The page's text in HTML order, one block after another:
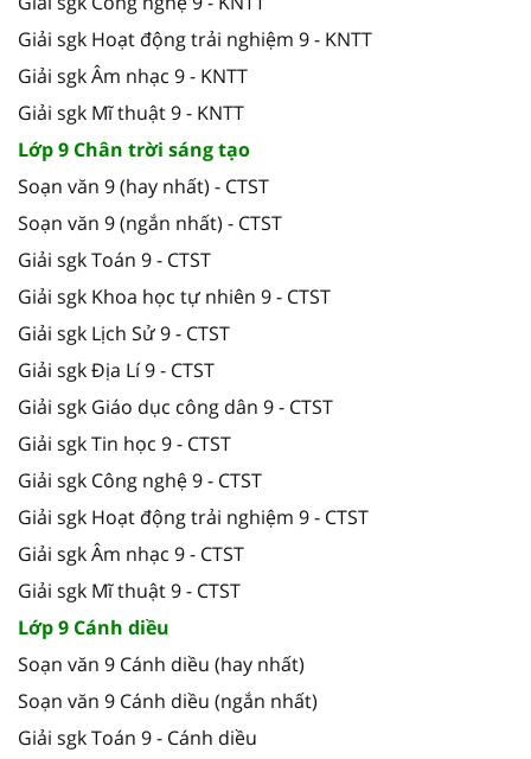
Giải sgk Hoạt động trải nghiệm 9 - KNTT
Giải sgk Âm nhạc 9 - KNTT
Giải sgk Mĩ thuật 9 - KNTT
Lớp 9 Chân trời sáng tạo
Soạn văn 9 (hay nhất) - CTST
Soạn văn 9 (ngắn nhất) - CTST
Giải sgk Toán 9 - CTST
Giải sgk Khoa học tự nhiên 9 - CTST
Giải sgk Lịch Sử 9 - CTST
Giải sgk Địa Lí 9 - CTST
Giải sgk Giáo dục công dân 9 - CTST
Giải sgk Tin học 9 - CTST
Giải sgk Công nghệ 9 - CTST
Giải sgk Hoạt động trải nghiệm 9 - CTST
Giải sgk Âm nhạc 9 - CTST
Giải sgk Mĩ thuật 9 - CTST
Lớp 9 Cánh diều
Soạn văn 9 Cánh diều (hay nhất)
Soạn văn 9 Cánh diều (ngắn nhất)
Giải sgk Toán 9 - Cánh diều